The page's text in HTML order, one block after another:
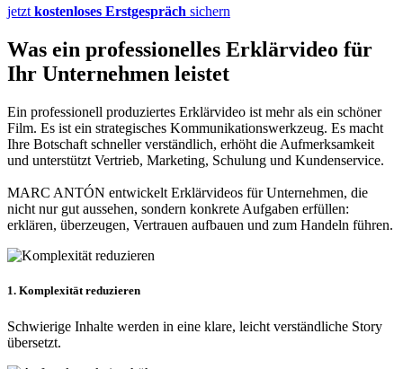
jetztkostenloses Erstgespräch sichern
Was ein professionelles Erklärvideo für
Ihr Unternehmen leistet
Ein professionell produziertes Erklärvideo ist mehr als ein schöner
Film. Es ist ein strategisches Kommunikationswerkzeug. Es macht
Ihre Botschaft schneller verständlich, erhöht die Aufmerksamkeit
und unterstützt Vertrieb, Marketing, Schulung und Kundenservice.
MARC ANTÓN entwickelt Erklärvideos für Unternehmen, die
nicht nur gut aussehen, sondern konkrete Aufgaben erfüllen:
erklären, überzeugen, Vertrauen aufbauen und zum Handeln führen.
1. Komplexität reduzieren
Schwierige Inhalte werden in eine klare, leicht verständliche Story
übersetzt.